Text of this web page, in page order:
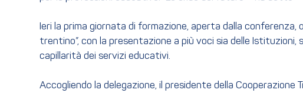
Ieri la prima giornata di formazione, aperta dalla
trentino”, con la presentazione a più voci sia delle
capillarità dei servizi educativi.
Accogliendo la delegazione, il presidente della Cooperazione